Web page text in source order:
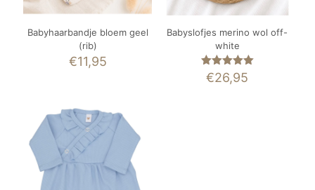
Babyhaarbandje bloem geel
(rib)
€11,95
Babyslofjes merino wol off-
white
Gewaardeerd
5.00
€26,95